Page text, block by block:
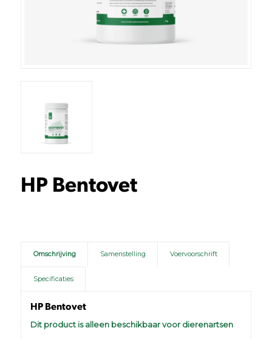
HP Bentovet
Omschrijving Samenstelling Voervoorschrift
Specificaties
HP Bentovet
Dit product is alleen beschikbaar voor dierenartsen